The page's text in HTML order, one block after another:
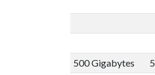
500 Gigabytes